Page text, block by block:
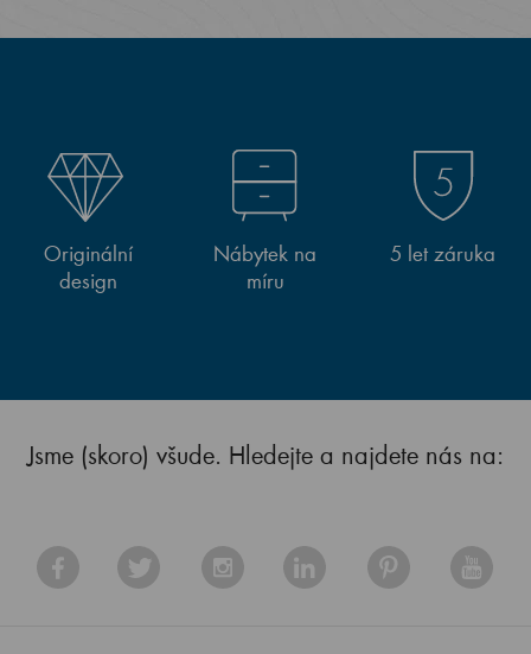
Originální
design
Nábytek na
míru
5 let záruka
Jsme (skoro) všude. Hledejte a najdete nás na: